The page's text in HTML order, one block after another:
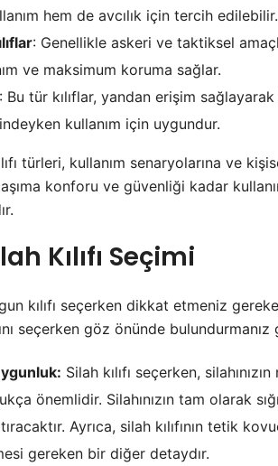
hem de avcılık için tercih edilebilir.
: Genellikle askeri ve taktiksel
ve maksimum koruma sağlar.
: Bu tür kılıflar, yandan erişim
kullanım için uygundur.
türleri, kullanım senaryolarına ve
konforu ve güvenliği kadar
Kılıfı Seçimi
kılıfı seçerken dikkat etmeniz
seçerken göz önünde
Silah kılıfı seçerken,
önemlidir. Silahınızın tam olarak
Ayrıca, silah kılıfının tetik
gereken bir diğer detaydır.